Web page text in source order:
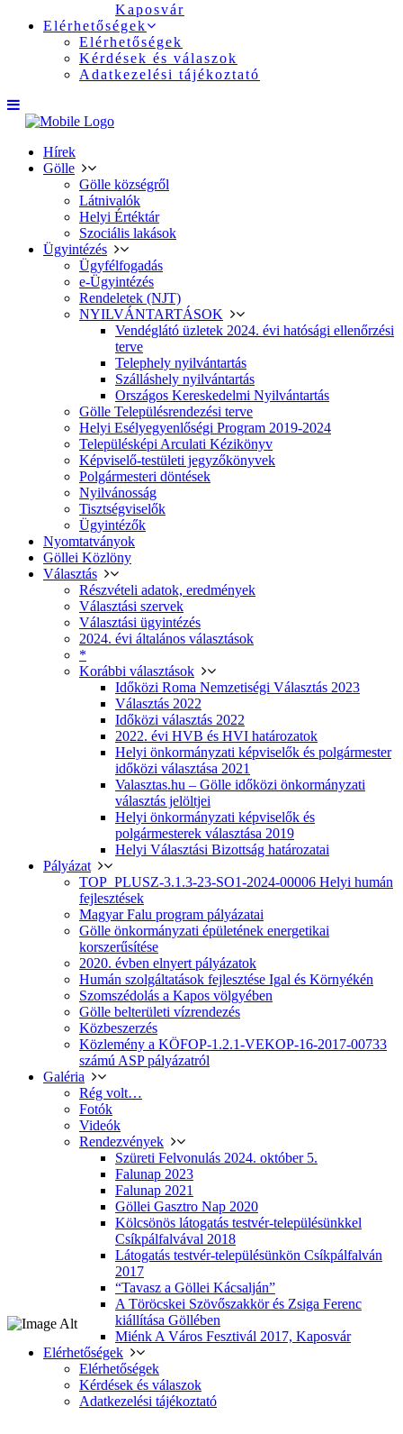
Kaposvár
Elérhetőségek
Elérhetőségek
Kérdések és válaszok
Adatkezelési tájékoztató
Hírek
Gölle
Gölle községről
Látnivalók
Helyi Értéktár
Szociális lakások
Ügyintézés
Ügyfélfogadás
e-Ügyintézés
Rendeletek (NJT)
NYILVÁNTARTÁSOK
Vendéglátó üzletek 2024. évi hatósági ellenőrzési
terve
Telephely nyilvántartás
Szálláshely nyilvántartás
Országos Kereskedelmi Nyilvántartás
Gölle Településrendezési terve
Helyi Esélyegyenlőségi Program 2019-2024
Településképi Arculati Kézikönyv
Képviselő-testületi jegyzőkönyvek
Polgármesteri döntések
Nyilvánosság
Tisztségviselők
Ügyintézők
Nyomtatványok
Göllei Közlöny
Választás
Részvételi adatok, eredmények
Választási szervek
Választási ügyintézés
2024. évi általános választások
*
Korábbi választások
Időközi Roma Nemzetiségi Választás 2023
Választás 2022
Időközi választás 2022
2022. évi HVB és HVI határozatok
Helyi önkormányzati képviselők és polgármester
időközi választása 2021
Valasztas.hu – Gölle időközi önkormányzati
választás jelöltjei
Helyi önkormányzati képviselők és
polgármesterek választása 2019
Helyi Választási Bizottság határozatai
Pályázat
TOP_PLUSZ-3.1.3-23-SO1-2024-00006 Helyi humán
fejlesztések
Magyar Falu program pályázatai
Gölle önkormányzati épületének energetikai
korszerűsítése
2020. évben elnyert pályázatok
Humán szolgáltatások fejlesztése Igal és Környékén
Szomszédolás a Kapos völgyében
Gölle belterületi vízrendezés
Közbeszerzés
Közlemény a KÖFOP-1.2.1-VEKOP-16-2017-00733
számú ASP pályázatról
Galéria
Rég volt…
Fotók
Videók
Rendezvények
Szüreti Felvonulás 2024. október 5.
Falunap 2023
Falunap 2021
Göllei Gasztro Nap 2020
Kölcsönös látogatás testvér-településünkkel
Csíkpálfalvával 2018
Látogatás testvér-településünkön Csíkpálfalván
2017
“Tavasz a Göllei Kácsalján”
A Töröcskei Szövőszakkör és Zsiga Ferenc
kiállítása Göllében
Miénk A Város Fesztivál 2017, Kaposvár
Elérhetőségek
Elérhetőségek
Kérdések és válaszok
Adatkezelési tájékoztató